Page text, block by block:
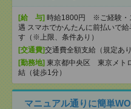
[給 与] 時給1800円 ※ご経験・
遇 スマホでかんたんに前払いで給
す（※上限、条件あり）
[交通費]交通費全額支給（規定あり
[勤務地] 東京都中央区 東京メト
結（徒歩1分）
マニュアル通りに簡単